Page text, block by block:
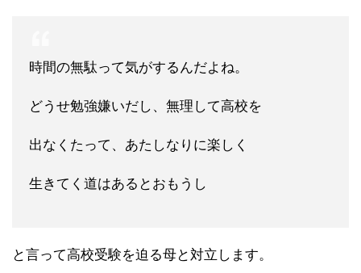
時間の無駄って気がするんだよね。
どうせ勉強嫌いだし、無理して高校を
出なくたって、あたしなりに楽しく
生きてく道はあるとおもうし
と言って高校受験を迫る母と対立します。